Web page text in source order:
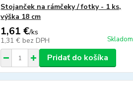
Stojanček na rámčeky / fotky - 1 ks,
výška 18 cm
1,61 €/ks
1,31 € bez DPH Skladom
Pridať do košíka